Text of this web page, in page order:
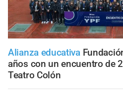
Alianza educativa
años con un encuentro de
Teatro Colón